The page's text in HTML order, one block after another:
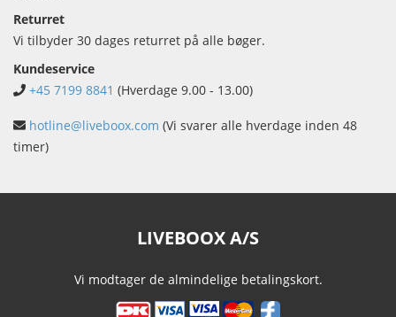
Returret
Vi tilbyder 30 dages returret på alle bøger.
Kundeservice
+45 7199 8841 (Hverdage 9.00 - 13.00)
hotline@liveboox.com (Vi svarer alle hverdage inden 48
timer)
LIVEBOOX A/S
Vi modtager de almindelige betalingskort.